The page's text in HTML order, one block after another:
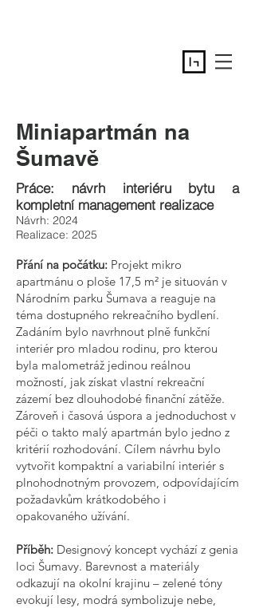
Miniapartmán na
Šumavě
Práce: návrhinteriéru bytu a
kompletní management realizace
Návrh: 2024
Realizace: 2025
Přání na počátku: Projekt mikro
apartmánu o ploše 17,5 m² je situován v
Národním parku Šumava a reaguje na
téma dostupného rekreačního bydlení.
Zadáním bylo navrhnout plně funkční
interiér pro mladou rodinu, pro kterou
byla malometráž jedinou reálnou
možností, jak získat vlastní rekreační
zázemí bez dlouhodobé finanční zátěže.
Zároveň i časová úspora a jednoduchost v
péči o takto malý apartmán bylo jedno z
kritérií rozhodování. Cílem návrhu bylo
vytvořit kompaktní a variabilní interiér s
plnohodnotným provozem, odpovídajícím
požadavkům krátkodobého i
opakovaného užívání.
Příběh: Designový koncept vychází z genia
loci Šumavy. Barevnost a materiály
odkazují na okolní krajinu – zelené tóny
evokují lesy, modrá symbolizuje nebe,